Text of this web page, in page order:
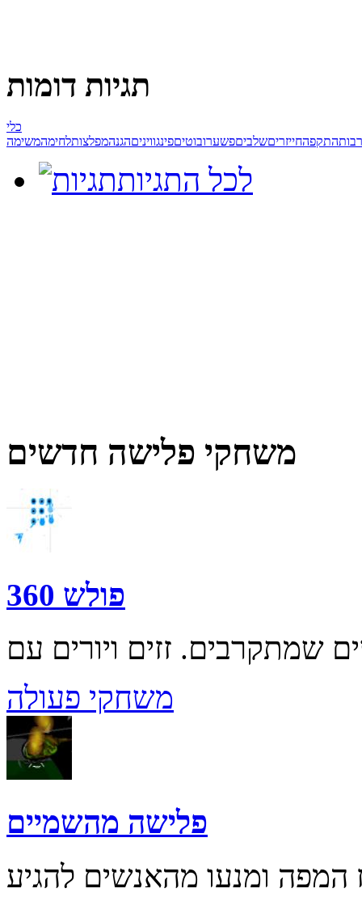
תגיות דומות
כלי
התקפהחייזריםשלביםפשערובוטיםפינגוויניםהגנהמפלצותלחימהמשימה
לכל התגיות
משחקי פלישה חדשים
פולש 360
משחקי פעולה
פלישה מהשמיים